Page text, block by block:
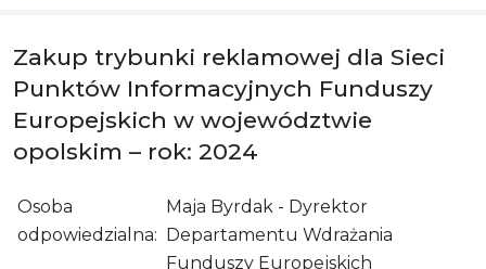
Zakup trybunki reklamowej dla Sieci
Punktów Informacyjnych Funduszy
Europejskich w województwie
opolskim – rok: 2024
Osoba
odpowiedzialna:
Maja Byrdak - Dyrektor
Departamentu Wdrażania
Funduszy Europejskich